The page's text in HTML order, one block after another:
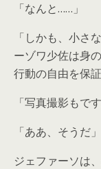
「なんと……」
「しかも、小さ
ーゾワ少佐は身
行動の自由を保
「写真撮影もで
「ああ、そうだ」
ジェファーソは